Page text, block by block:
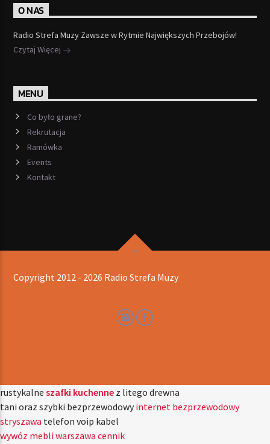
O NAS
Radio Strefa Muzy Zawsze w Rytmie Największych Przebojów!
Czytaj Więcej
MENU
Co było grane?
Rekrutacja
Ramówka
Events
Kontakt
Copyright 2012 - 2026 Radio Strefa Muzy
rustykalne szafki kuchenne z litego drewna
tani oraz szybki bezprzewodowyinternet bezprzewodowy
stryszawa telefon voip kabel
wywóz mebli warszawa cennik